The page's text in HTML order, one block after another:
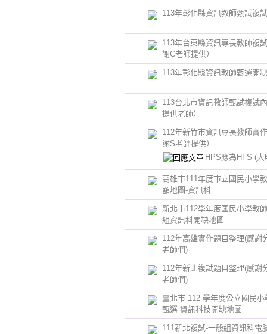
113年彰化縣資訊教師甄試複
113年台東縣資訊專長教師複
謝C老師提供）
113年彰化縣資訊教師甄選開
113台北市資訊教師甄試複試
提供老師）
112年新竹市資訊專長教師實
謝S老師提供）
HPS應為HFS (大
高雄市111年度市立國民小學
額地圖-資訊科
新北市112學年度國民小學教
組資訊科開缺地圖
112年高雄實作題目整理(感謝
老師們)
112年新北複試題目整理(感謝
老師們)
臺北市 112 學年度公立國民小
甄選-資訊科技開缺地圖
111新北複試-一般組資訊科電